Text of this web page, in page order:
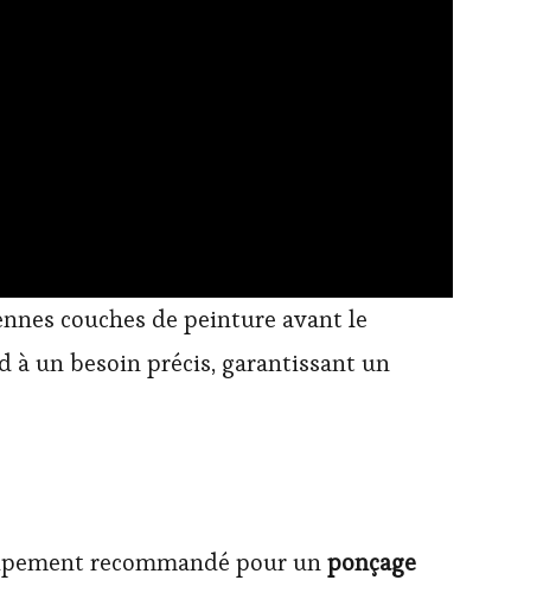
couches de peinture avant le
à un besoin précis, garantissant un
recommandé pour unponçage